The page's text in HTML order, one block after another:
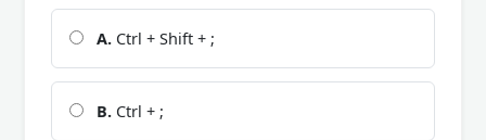
A. Ctrl + Shift + ;
B. Ctrl + ;